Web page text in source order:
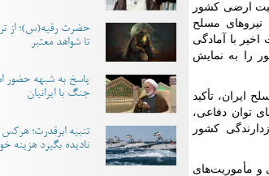
ارضی کشور
نیرو‌های مسلح
با آمادگی
را به نمایش
ایران، تأکید
توان دفاعی،
کشور
و مأموریت‌های
حضرت رقیه(س)؛ از
تا شواهد معتبر
پاسخ به شبهه حضور
جنگ با ایرانیان
تنبیه ابرقدرت؛ هرکس
نادیده بگیرد هزینه